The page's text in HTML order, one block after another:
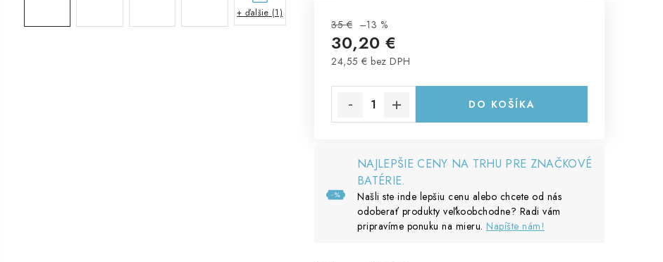
35 € –13 %
30,20 €
24,55 € bez DPH
DO KOŠÍKA
NAJLEPŠIE CENY NA TRHU PRE ZNAČKOVÉ
BATÉRIE.
Našli ste inde lepšiu cenu alebo chcete od nás
odoberať produkty veľkoobchodne? Radi vám
pripravíme ponuku na mieru. Napíšte nám!
+ ďalšie (1)